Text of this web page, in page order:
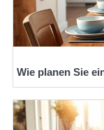
Wie planen Sie